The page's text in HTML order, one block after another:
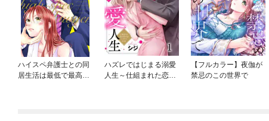
ハイスペ弁護士との同
居生活は最低で最高で
ハズレではじまる溺愛
人生～仕組まれた恋の
【フルカラー】夜伽が
禁忌のこの世界で